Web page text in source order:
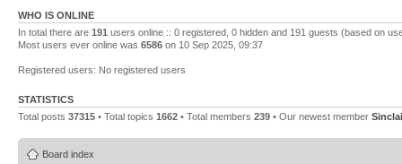
WHO IS ONLINE
In total there are 191 users online :: 0 registered, 0 hidden and 191 guests (based on
Most users ever online was 6586 on 10 Sep 2025, 09:37
Registered users: No registered users
STATISTICS
Total posts 37315 • Total topics 1662 • Total members 239 • Our newest member
Board index